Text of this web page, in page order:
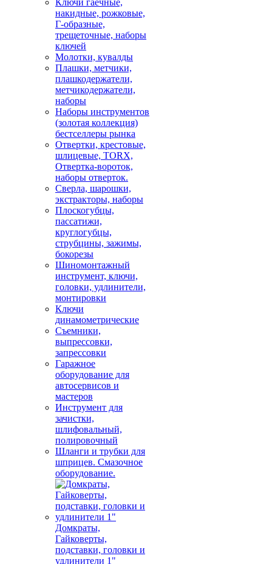
Ключи гаечные,
накидные, рожковые,
Г-образные,
трещеточные, наборы
ключей
Молотки, кувалды
Плашки, метчики,
плашкодержатели,
метчикодержатели,
наборы
Наборы инструментов
(золотая коллекция)
бестселлеры рынка
Отвертки, крестовые,
шлицевые, TORX,
Отвертка-вороток,
наборы отверток.
Сверла, шарошки,
экстракторы, наборы
Плоскогубцы,
пассатижи,
круглогубцы,
струбцины, зажимы,
бокорезы
Шиномонтажный
инструмент, ключи,
головки, удлинители,
монтировки
Ключи
динамометрические
Съемники,
выпрессовки,
запрессовки
Гаражное
оборудование для
автосервисов и
мастеров
Инструмент для
зачистки,
шлифовальный,
полировочный
Шланги и трубки для
шприцев. Смазочное
оборудование.
Домкраты,
Гайковерты,
подставки, головки и
удлинители 1"